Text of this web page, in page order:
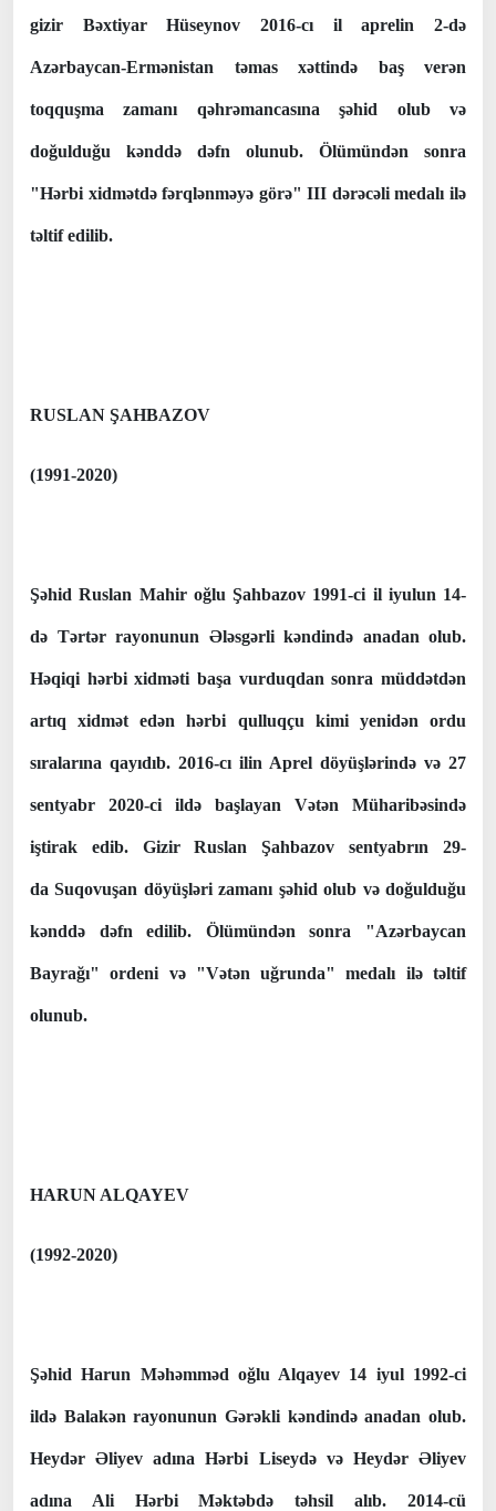
gizir Bəxtiyar Hüseynov 2016-cı il aprelin 2-də
Azərbaycan-Ermənistan təmas xəttində baş verən
toqquşma zamanı qəhrəmancasına şəhid olub və
doğulduğu kənddə dəfn olunub. Ölümündən sonra
"Hərbi xidmətdə fərqlənməyə görə" III dərəcəli medalı ilə
təltif edilib.
RUSLAN ŞAHBAZOV
(1991-2020)
Şəhid Ruslan Mahir oğlu Şahbazov 1991-ci il iyulun 14-
də Tərtər rayonunun Ələsgərli kəndində anadan olub.
Həqiqi hərbi xidməti başa vurduqdan sonra müddətdən
artıq xidmət edən hərbi qulluqçu kimi yenidən ordu
sıralarına qayıdıb. 2016-cı ilin Aprel döyüşlərində və 27
sentyabr 2020-ci ildə başlayan Vətən Müharibəsində
iştirak edib. Gizir Ruslan Şahbazov sentyabrın 29-
da Suqovuşan döyüşləri zamanı şəhid olub və doğulduğu
kənddə dəfn edilib. Ölümündən sonra "Azərbaycan
Bayrağı" ordeni və "Vətən uğrunda" medalı ilə təltif
olunub.
HARUN ALQAYEV
(1992-2020)
Şəhid Harun Məhəmməd oğlu Alqayev 14 iyul 1992-ci
ildə Balakən rayonunun Gərəkli kəndində anadan olub.
Heydər Əliyev adına Hərbi Liseydə və Heydər Əliyev
adına Ali Hərbi Məktəbdə təhsil alıb. 2014-cü